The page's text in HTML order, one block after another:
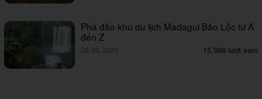
Phá đảo khu du lịch Madagui Bảo Lộc từ A
đến Z
26.09.2023 15,986 lượt xem